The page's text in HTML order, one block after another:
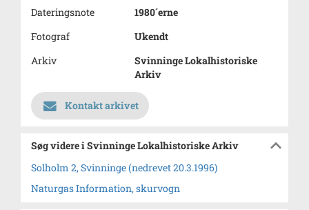
Dateringsnote
1980´erne
Fotograf
Ukendt
Arkiv
Svinninge Lokalhistoriske
Arkiv
Kontakt arkivet
Søg videre i Svinninge Lokalhistoriske Arkiv
Solholm 2, Svinninge (nedrevet 20.3.1996)
Naturgas Information, skurvogn